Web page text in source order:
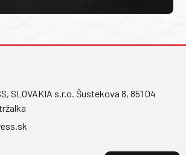
SLOVAKIA s.r.o. Šustekova 8, 851 04